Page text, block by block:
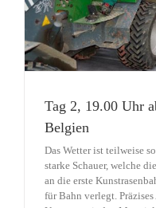
Tag 2, 19.00 Uhr
Belgien
Das Wetter ist teilweise
starke Schauer, welche
an die erste
für Bahn verlegt.